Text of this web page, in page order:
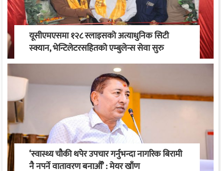
यूसीएमएसमा १२८ स्लाइसको अत्याधुनिक सिटी
स्क्यान, भेन्टिलेटरसहितको एम्बुलेन्स सेवा सुरु
‘स्वास्थ्य चौकी थपेर उपचार गर्नुभन्दा नागरिक बिरामी
नै नपर्ने वातावरण बनाऔँ’ : मेयर खाँण